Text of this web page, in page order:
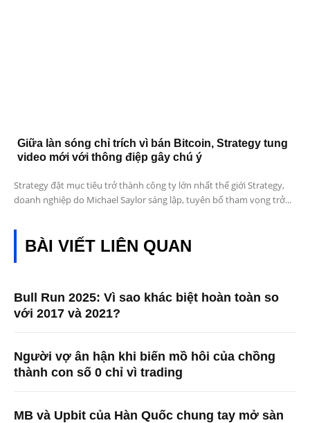
Giữa làn sóng chỉ trích vì bán Bitcoin, Strategy tung
video mới với thông điệp gây chú ý
Strategy đặt mục tiêu trở thành công ty lớn nhất thế giới Strategy,
doanh nghiệp do Michael Saylor sáng lập, tuyên bố tham vọng trở...
BÀI VIẾT LIÊN QUAN
Bull Run 2025: Vì sao khác biệt hoàn toàn so
với 2017 và 2021?
Người vợ ân hận khi biến mồ hôi của chồng
thành con số 0 chỉ vì trading
MB và Upbit của Hàn Quốc chung tay mở sàn